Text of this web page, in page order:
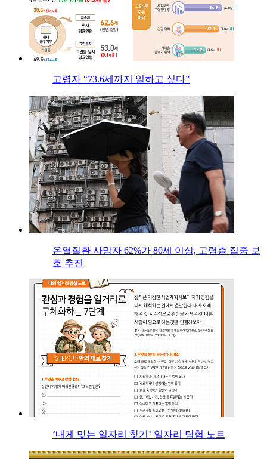
고령자 “73.6세까지 일하고 싶다”
온열질환 사망자 62%가 80세 이상, 고령층 집중 보
호 추진
‘내게 맞는 일자리 찾기’ 일자리 탐험 노트